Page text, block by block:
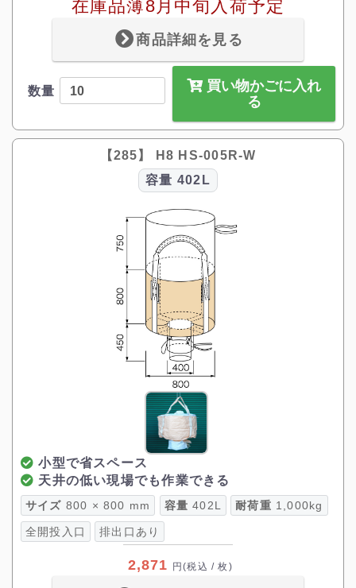
在庫品薄8月中旬入荷予定
商品詳細を見る
数量
買い物かごに入れ
る
【285】 H8 HS-005R-W
容量 402L
小型で省スペース
天井の低い現場でも作業できる
サイズ 800 × 800 mm 容量 402L 耐荷重 1,000kg
全開投入口 排出口あり
2,871 円(税込 / 枚)